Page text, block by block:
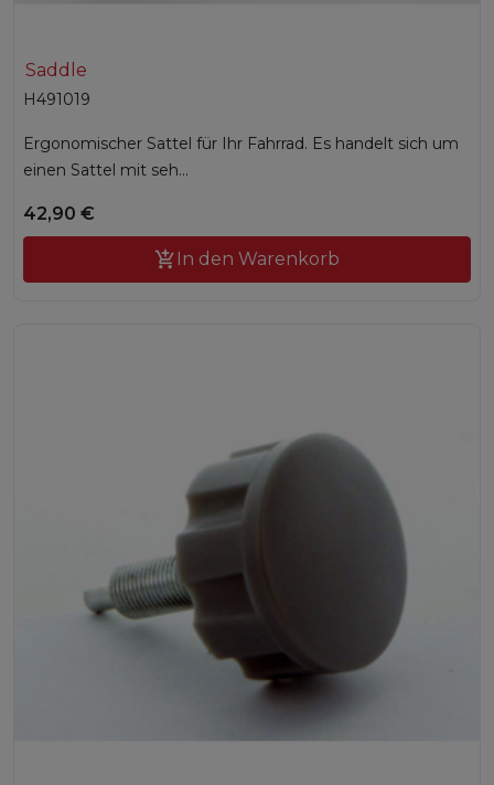
Saddle
H491019
Ergonomischer Sattel für Ihr Fahrrad. Es handelt sich um
einen Sattel mit seh...
42,90 €
 In den Warenkorb